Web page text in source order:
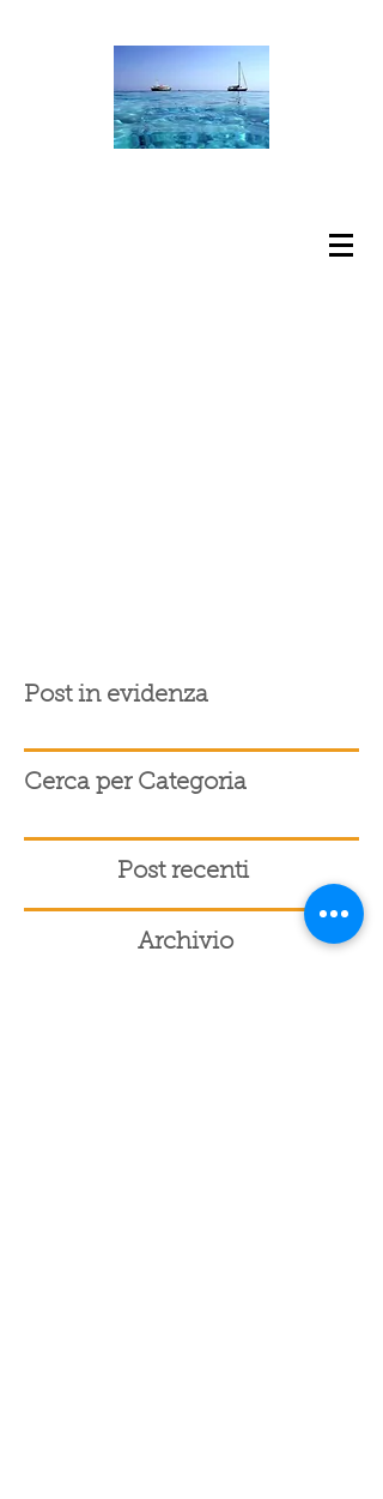
Post in evidenza
Cerca per Categoria
Post recenti
Archivio